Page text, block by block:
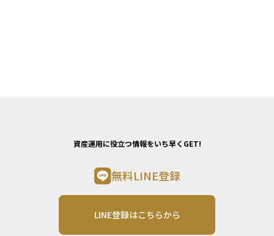
資産運用に役立つ情報をいち早くGET!
無料LINE登録
LINE登録はこちらから